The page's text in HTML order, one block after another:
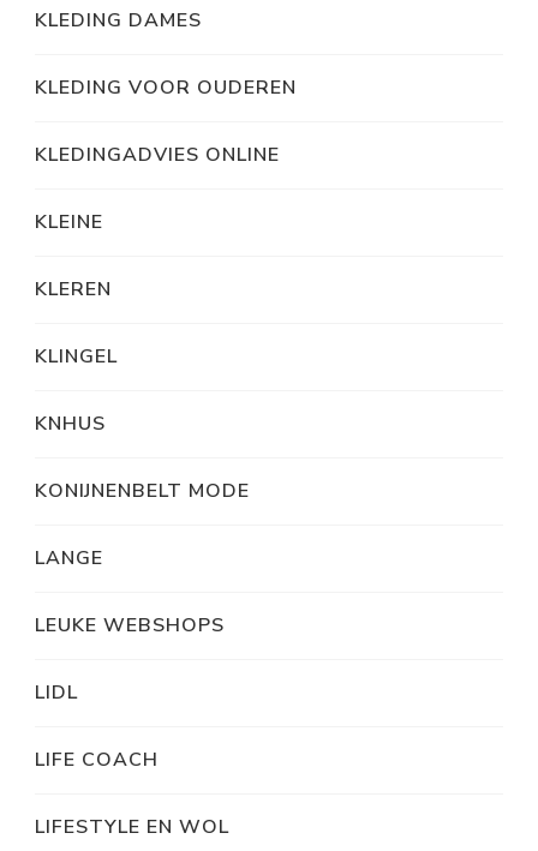
KLEDING DAMES
KLEDING VOOR OUDEREN
KLEDINGADVIES ONLINE
KLEINE
KLEREN
KLINGEL
KNHUS
KONIJNENBELT MODE
LANGE
LEUKE WEBSHOPS
LIDL
LIFE COACH
LIFESTYLE EN WOL